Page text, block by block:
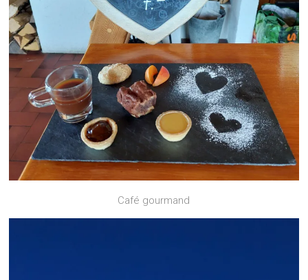
Café gourmand